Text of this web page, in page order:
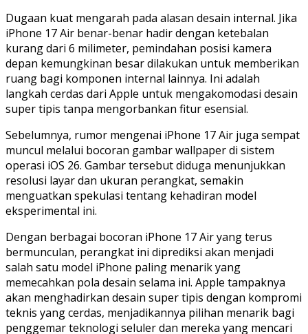
Dugaan kuat mengarah pada alasan desain internal. Jika
iPhone 17 Air benar-benar hadir dengan ketebalan
kurang dari 6 milimeter, pemindahan posisi kamera
depan kemungkinan besar dilakukan untuk memberikan
ruang bagi komponen internal lainnya. Ini adalah
langkah cerdas dari Apple untuk mengakomodasi desain
super tipis tanpa mengorbankan fitur esensial.
Sebelumnya, rumor mengenai iPhone 17 Air juga sempat
muncul melalui bocoran gambar wallpaper di sistem
operasi iOS 26. Gambar tersebut diduga menunjukkan
resolusi layar dan ukuran perangkat, semakin
menguatkan spekulasi tentang kehadiran model
eksperimental ini.
Dengan berbagai bocoran iPhone 17 Air yang terus
bermunculan, perangkat ini diprediksi akan menjadi
salah satu model iPhone paling menarik yang
memecahkan pola desain selama ini. Apple tampaknya
akan menghadirkan desain super tipis dengan kompromi
teknis yang cerdas, menjadikannya pilihan menarik bagi
penggemar teknologi seluler dan mereka yang mencari